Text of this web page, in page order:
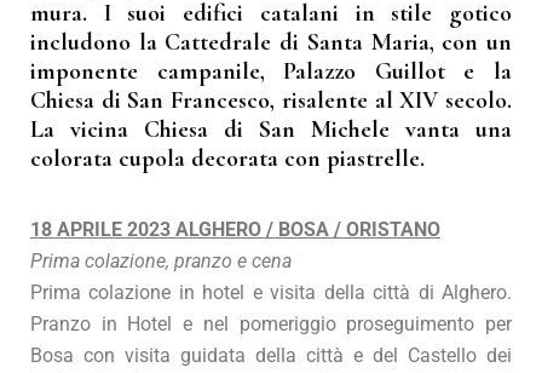
mura. I suoi edifici catalani in stile gotico
includono la Cattedrale di Santa Maria, con un
imponente campanile, Palazzo Guillot e la
Chiesa di San Francesco, risalente al XIV secolo.
La vicina Chiesa di San Michele vanta una
colorata cupola decorata con piastrelle.
18 APRILE 2023 ALGHERO / BOSA / ORISTANO
Prima colazione, pranzo e cena
Prima colazione in hotel e visita della città di Alghero.
Pranzo in Hotel e nel pomeriggio proseguimento per
Bosa con visita guidata della città e del Castello dei